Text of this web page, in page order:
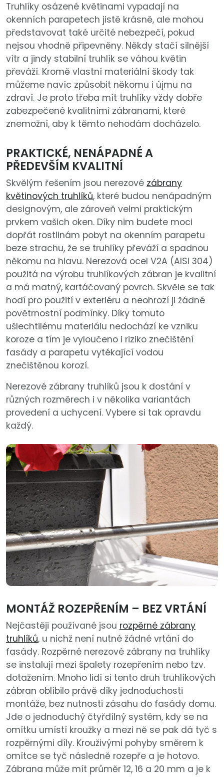
Truhlíky osázené květinami vypadají na
okenních parapetech jistě krásně, ale mohou
představovat také určité nebezpečí, pokud
nejsou vhodně připevněny. Někdy stačí silnější
vítr a jindy stabilní truhlík se váhou květin
převáží. Kromě vlastní materiální škody tak
můžeme navíc způsobit někomu i újmu na
zdraví. Je proto třeba mít truhlíky vždy dobře
zabezpečené kvalitními zábranami, které
znemožní, aby k těmto nehodám docházelo.
PRAKTICKÉ, NENÁPADNÉ A
PŘEDEVŠÍM KVALITNÍ
Skvělým řešením jsou nerezové zábrany
květinových truhlíků, které budou nenápadným
designovým, ale zároveň velmi praktickým
prvkem vašich oken. Díky nim budete moci
dopřát rostlinám pobyt na okenním parapetu
beze strachu, že se truhlíky převáží a spadnou
někomu na hlavu. Nerezová ocel V2A (AISI 304)
použitá na výrobu truhlíkových zábran je kvalitní
a má matný, kartáčovaný povrch. Skvěle se tak
hodí pro použití v exteriéru a neohrozí ji žádné
povětrnostní podmínky. Díky tomuto
ušlechtilému materiálu nedochází ke vzniku
koroze a tím je vyloučeno i riziko znečištění
fasády a parapetu vytékající vodou
znečištěnou korozí.
Nerezové zábrany truhlíků jsou k dostání v
různých rozměrech i v několika variantách
provedení a uchycení. Vybere si tak opravdu
každý.
MONTÁŽ ROZEPŘENÍM – BEZ VRTÁNÍ
Nejčastěji používané jsou rozpěrné zábrany
truhlíků, u nichž není nutné žádné vrtání do
fasády. Rozpěrné nerezové zábrany na truhlíky
se instalují mezi špalety rozepřením nebo tzv.
dotažením. Mnoho lidí si tento druh truhlíkových
zábran oblíbilo právě díky jednoduchosti
montáže, bez nutnosti zásahu do fasády domu.
Jde o jednoduchý čtyřdílný systém, kdy se na
omítku umístí kroužky a mezi ně se pak dá tyč s
rozpěrnými díly. Krouživými pohyby směrem k
omítce se tyč následně rozepře a je hotovo.
Zábrana může mít průměr 12, 16 a 20 mm a je k